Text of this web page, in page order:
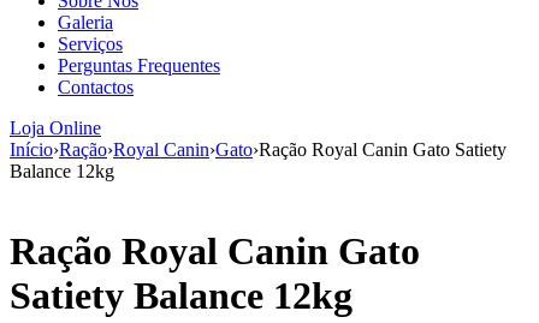
Galeria
Serviços
Perguntas Frequentes
Contactos
Loja Online
Início›Ração›Royal Canin›Gato›Ração Royal Canin Gato Satiety
Balance 12kg
Ração Royal Canin Gato
Satiety Balance 12kg
aumenta a
probabilidade
de ver
conteúdo e
ofertas